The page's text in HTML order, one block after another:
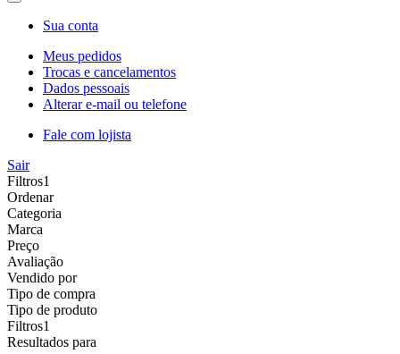
Sua conta
Meus pedidos
Trocas e cancelamentos
Dados pessoais
Alterar e-mail ou telefone
Fale com lojista
Sair
Filtros1
Ordenar
Categoria
Marca
Preço
Avaliação
Vendido por
Tipo de compra
Tipo de produto
Filtros1
Resultados para